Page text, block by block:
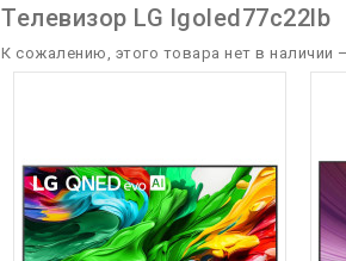
Телевизор LG lgoled77c22lb
К сожалению, этого товара нет в наличии
Улучшение цвета
Мультимедиа
Аудиодекодеры